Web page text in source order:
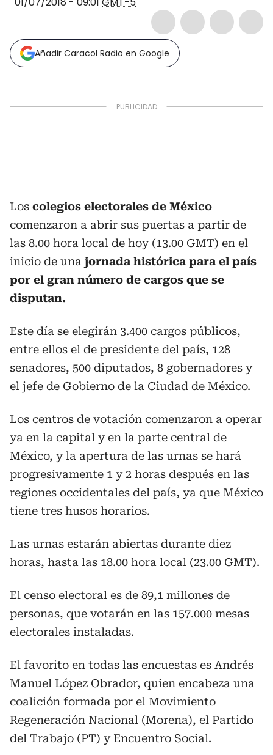
Añadir Caracol Radio en Google
Los colegios electorales de México
comenzaron a abrir sus puertas a partir de
las 8.00 hora local de hoy (13.00 GMT) en el
inicio de una jornada histórica para el país
por el gran número de cargos que se
disputan.
Este día se elegirán 3.400 cargos públicos,
entre ellos el de presidente del país, 128
senadores, 500 diputados, 8 gobernadores y
el jefe de Gobierno de la Ciudad de México.
Los centros de votación comenzaron a operar
ya en la capital y en la parte central de
México, y la apertura de las urnas se hará
progresivamente 1 y 2 horas después en las
regiones occidentales del país, ya que México
tiene tres husos horarios.
Las urnas estarán abiertas durante diez
horas, hasta las 18.00 hora local (23.00 GMT).
El censo electoral es de 89,1 millones de
personas, que votarán en las 157.000 mesas
electorales instaladas.
El favorito en todas las encuestas es Andrés
Manuel López Obrador, quien encabeza una
coalición formada por el Movimiento
Regeneración Nacional (Morena), el Partido
del Trabajo (PT) y Encuentro Social.